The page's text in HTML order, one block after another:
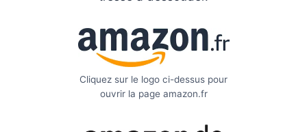
Cliquez sur le logo ci-dessus pour
ouvrir la page amazon.fr